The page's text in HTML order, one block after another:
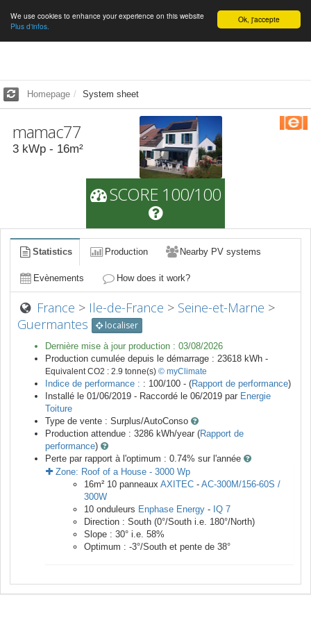
English Ok, j'accepte
We use cookies to enhance your experience on this website
Plus d'infos.
Homepage System sheet
mamac77
3 kWp - 16m²
SCORE 100/100
Statistics Production Nearby PV systems
Evènements How does it work?
France > Ile-de-France > Seine-et-Marne >
Guermantes
localiser
Dernière mise à jour production : 03/08/2026
Production cumulée depuis le démarrage : 23618 kWh -
Equivalent CO2 : 2.9 tonne(s) © myClimate
Indice de performance : : 100/100 - (Rapport de performance)
Installé le 01/06/2019 - Raccordé le 06/2019 par Energie
Toiture
Type de vente : Surplus/AutoConso
Production attendue : 3286 kWh/year (Rapport de
performance)
Perte par rapport à l'optimum : 0.74% sur l'année
Zone: Roof of a House - 3000 Wp
16m² 10 panneaux AXITEC - AC-300M/156-60S /
300W
10 onduleurs Enphase Energy - IQ 7
Direction : South (0°/South i.e. 180°/North)
Slope : 30° i.e. 58%
Optimum : -3°/South et pente de 38°